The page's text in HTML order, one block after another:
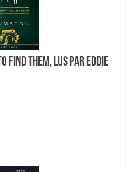
Find Them, lus par Eddie